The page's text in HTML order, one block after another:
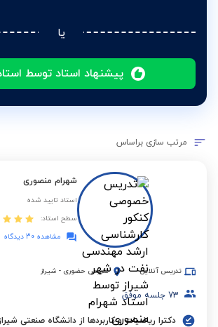
یا
پیشنهاد استاد توسط
مرتب سازی براساس
شهرام منصوری
استاد تایید شده
سطح استاد:
مشاهده 30 دیدگاه
تدریس آنلاین تدریس حضوری - شیراز
73 جلسه موفق
دکترا ریاضیات و کاربردها از دانشگاه صنعتی شیراز